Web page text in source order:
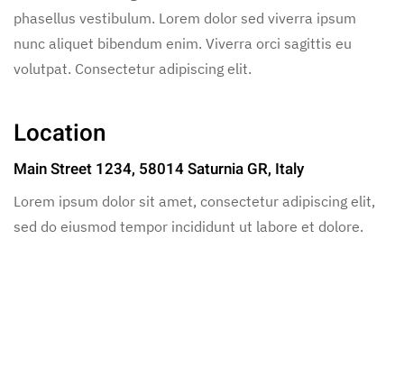
phasellus vestibulum. Lorem dolor sed viverra ipsum
nunc aliquet bibendum enim. Viverra orci sagittis eu
volutpat. Consectetur adipiscing elit.
Location
Main Street 1234, 58014 Saturnia GR, Italy
Lorem ipsum dolor sit amet, consectetur adipiscing elit,
sed do eiusmod tempor incididunt ut labore et dolore.